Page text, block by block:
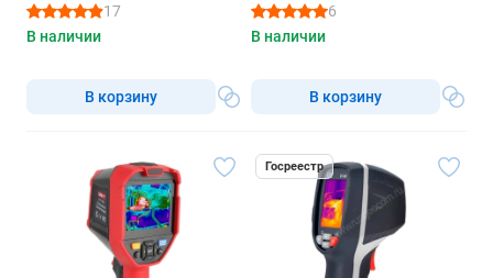
17
В наличии
В корзину
6
В наличии
В корзину
Госреестр